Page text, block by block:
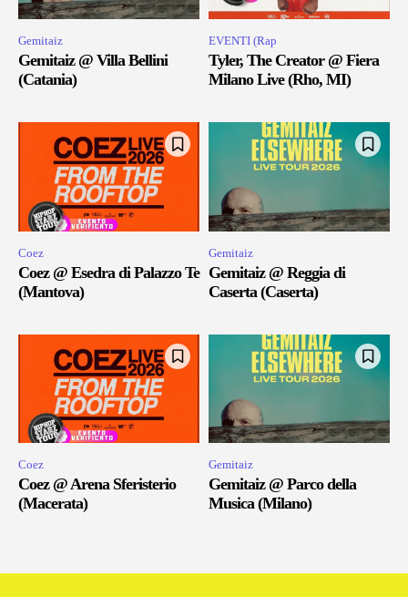
Gemitaiz
Gemitaiz @ Villa Bellini
(Catania)
EVENTI (Rap
Tyler, The Creator @ Fiera
Milano Live (Rho, MI)
Coez
Coez @ Esedra di Palazzo Te
(Mantova)
Gemitaiz
Gemitaiz @ Reggia di
Caserta (Caserta)
Coez
Coez @ Arena Sferisterio
(Macerata)
Gemitaiz
Gemitaiz @ Parco della
Musica (Milano)